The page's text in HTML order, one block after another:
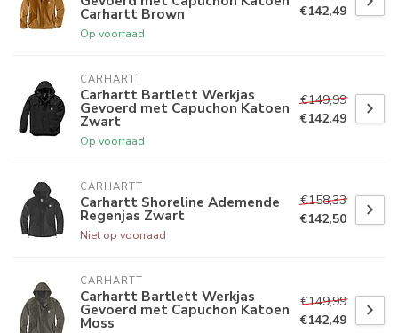
Carhartt Brown
Op voorraad
€142,49
CARHARTT
Carhartt Bartlett Werkjas
Gevoerd met Capuchon Katoen
Zwart
Op voorraad
€149,99
€142,49
CARHARTT
Carhartt Shoreline Ademende
Regenjas Zwart
Niet op voorraad
€158,33
€142,50
CARHARTT
Carhartt Bartlett Werkjas
Gevoerd met Capuchon Katoen
Moss
€149,99
€142,49